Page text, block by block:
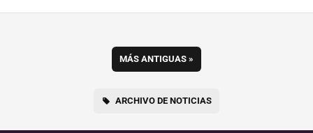
MÁS ANTIGUAS »
ARCHIVO DE NOTICIAS